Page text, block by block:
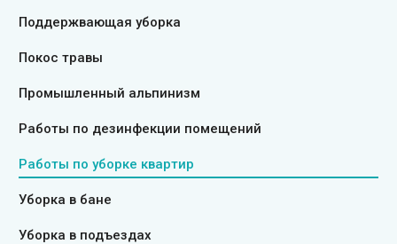
Поддержвающая уборка
Покос травы
Промышленный альпинизм
Работы по дезинфекции помещений
Работы по уборке квартир
Уборка в бане
Уборка в подъездах